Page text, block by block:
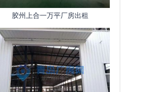
胶州上合一万平厂房出租